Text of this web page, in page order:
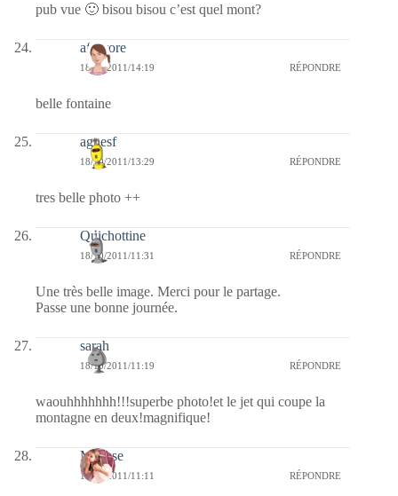
pub vue 🙂 bisou bisou c’est quel mont?
afaurore
18/10/2011/14:19 RÉPONDRE
belle fontaine
agnesf
18/10/2011/13:29 RÉPONDRE
tres belle photo ++
Quichottine
18/10/2011/11:31 RÉPONDRE
Une très belle image. Merci pour le partage.
Passe une bonne journée.
sarah
18/10/2011/11:19 RÉPONDRE
waouhhhhhhh!!!superbe photo!et le jet qui coupe la
montagne en deux!magnifique!
Mousse
18/10/2011/11:11 RÉPONDRE